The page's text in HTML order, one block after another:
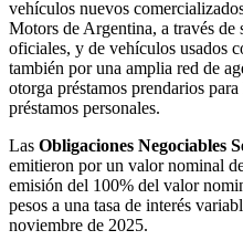
vehículos nuevos
Motors de Argentina, a través de
oficiales, y de vehículos usados
también por una amplia red de
otorga préstamos prendarios
préstamos personales.
Las Obligaciones Negociables
emitieron por un valor nominal
emisión del 100% del valor
pesos a una tasa de interés
noviembre de 2025.